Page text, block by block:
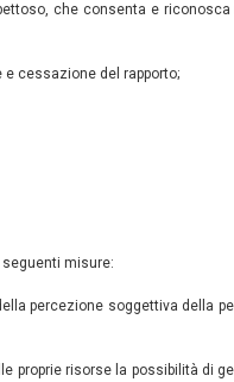
che consenta e
cessazione del rapporto;
misure:
percezione soggettiva della
proprie risorse la possibilità di